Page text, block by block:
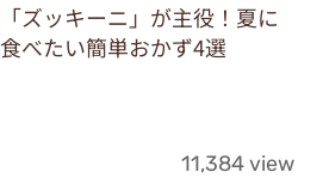
「ズッキーニ」が主役！夏に
食べたい簡単おかず4選
11,384 view